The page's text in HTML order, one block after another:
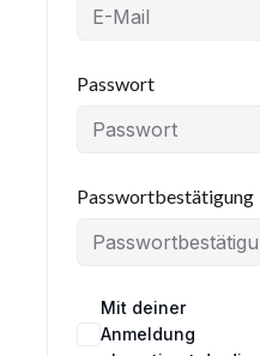
Passwort
Passwortbestätigung
Mit deiner
Anmeldung